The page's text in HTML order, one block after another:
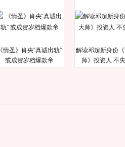
《情圣》肖央“真诚出轨”
或成贺岁档爆款帝
解读邓超新身份
师》投资人 不